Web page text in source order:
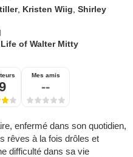
, Kristen Wiig ,Shirley
of Walter Mitty
Mes amis
--
enfermé dans son quotidien,
rêves à la fois drôles et
difficulté dans sa vie